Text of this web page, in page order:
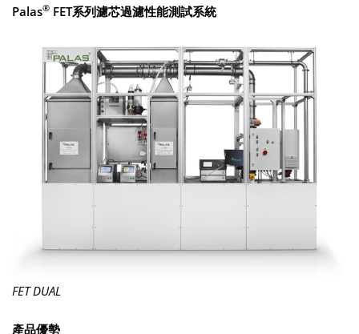
Palas® FET系列濾芯過濾性能測試系統
FET DUAL
產品優勢